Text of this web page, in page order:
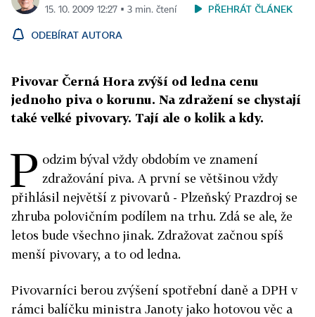
15. 10. 2009 12:27 ▪ 3 min. čtení
PŘEHRÁT ČLÁNEK
ODEBÍRAT AUTORA
Pivovar Černá Hora zvýší od ledna cenu
jednoho piva o korunu. Na zdražení se chystají
také velké pivovary. Tají ale o kolik a kdy.
P odzim býval vždy obdobím ve znamení
zdražování piva. A první se většinou vždy
přihlásil největší z pivovarů - Plzeňský Prazdroj se
zhruba polovičním podílem na trhu. Zdá se ale, že
letos bude všechno jinak. Zdražovat začnou spíš
menší pivovary, a to od ledna.
Pivovarníci berou zvýšení spotřební daně a DPH v
rámci balíčku ministra Janoty jako hotovou věc a